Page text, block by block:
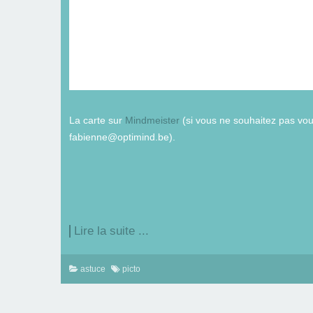
La carte sur Mindmeister (si vous ne souhaitez pas
fabienne@optimind.be).
Lire la suite ...
astuce picto